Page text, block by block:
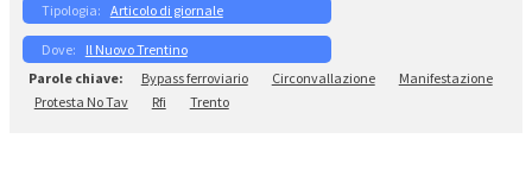
Articolo di giornale
Il Nuovo Trentino
Bypass ferroviario
Circonvallazione
Manifestazione
Protesta No Tav
Rfi Trento